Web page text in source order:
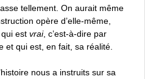
tellement. On aurait même
opère d’elle-même,
est vrai, c’est-à-dire par
et qui est, en fait, sa réalité.
nous a instruits sur sa